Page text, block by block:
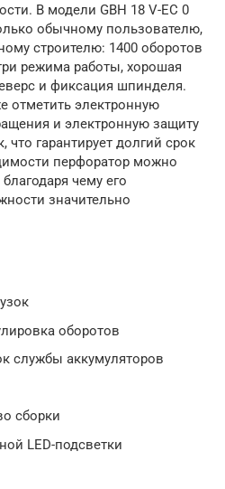
В модели GBH 18 V-EC 0
обычному пользователю,
строителю: 1400 оборотов
режима работы, хорошая
и фиксация шпинделя.
отметить электронную
и электронную защиту
что гарантирует долгий срок
перфоратор можно
чему его
значительно
оборотов
службы аккумуляторов
сборки
LED-подсветки